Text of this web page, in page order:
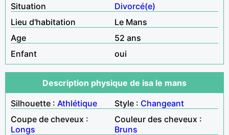
Situation
Divorcé(e)
Lieu d'habitation
Le Mans
Age
52 ans
Enfant
oui
Description physique de isa le mans
Silhouette : Athlétique Style : Changeant
Coupe de cheveux :
Longs
Couleur des cheveux :
Bruns